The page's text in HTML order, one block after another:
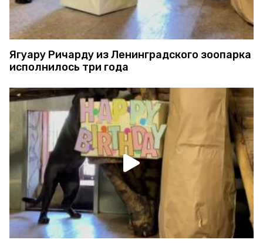
Ягуару Ричарду из Ленинградского зоопарка
исполнилось три года